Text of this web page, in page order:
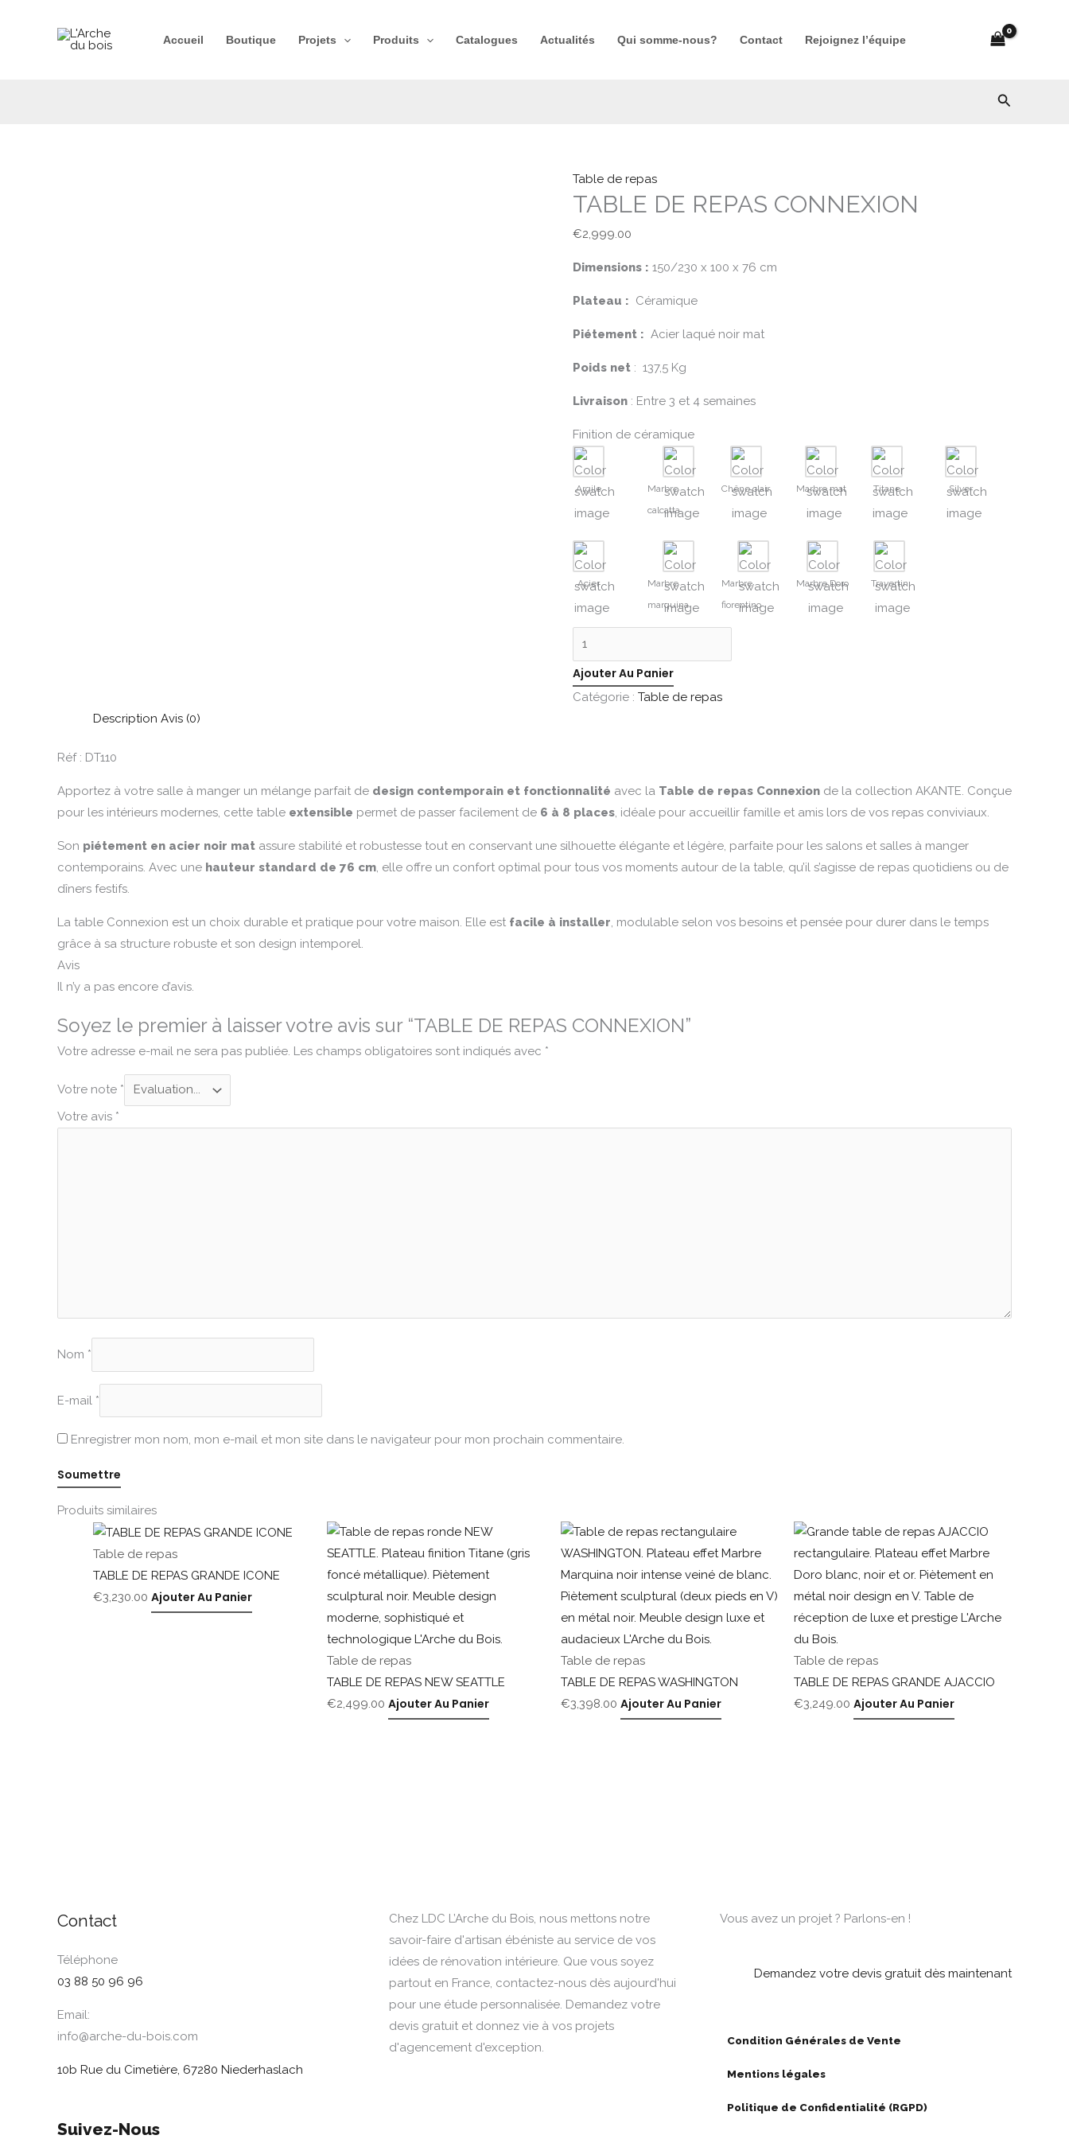
Accueil Boutique Projets Produits​ Catalogues Actualités Qui somme-nous?​ Contact Rejoignez l’équipe
Table de repas
TABLE DE REPAS CONNEXION
€2,999.00
Dimensions : 150/230 x 100 x 76 cm
Plateau : Céramique
Piétement : Acier laqué noir mat
Poids net : 137,5 Kg
Livraison : Entre 3 et 4 semaines
Finition de céramique
Argile
Marbre
calcatta
Chêne clair Marbre mat Titane Silver
Acier
Marbre
marquina
Marbre
fiorentino
Marbre Doro Travertin
Ajouter Au Panier
Catégorie : Table de repas
Description Avis (0)
Réf : DT110
Apportez à votre salle à manger un mélange parfait de design contemporain et fonctionnalité avec la Table de repas Connexion de la collection AKANTE. Conçue
pour les intérieurs modernes, cette table extensible permet de passer facilement de 6 à 8 places, idéale pour accueillir famille et amis lors de vos repas conviviaux.
Son piétement en acier noir mat assure stabilité et robustesse tout en conservant une silhouette élégante et légère, parfaite pour les salons et salles à manger
contemporains. Avec une hauteur standard de 76 cm, elle offre un confort optimal pour tous vos moments autour de la table, qu’il s’agisse de repas quotidiens ou de
dîners festifs.
La table Connexion est un choix durable et pratique pour votre maison. Elle est facile à installer, modulable selon vos besoins et pensée pour durer dans le temps
grâce à sa structure robuste et son design intemporel.
Avis
Il n’y a pas encore d’avis.
Soyez le premier à laisser votre avis sur “TABLE DE REPAS CONNEXION”
Votre adresse e-mail ne sera pas publiée. Les champs obligatoires sont indiqués avec *
Votre note *
Votre avis *
Nom *
E-mail *
Enregistrer mon nom, mon e-mail et mon site dans le navigateur pour mon prochain commentaire.
Produits similaires
Table de repas
TABLE DE REPAS GRANDE ICONE
€3,230.00 Ajouter Au Panier
Table de repas
TABLE DE REPAS NEW SEATTLE
€2,499.00 Ajouter Au Panier
Table de repas
TABLE DE REPAS WASHINGTON
€3,398.00 Ajouter Au Panier
Table de repas
TABLE DE REPAS GRANDE AJACCIO
€3,249.00 Ajouter Au Panier
Contact
Téléphone
03 88 50 96 96
Email:
info@arche-du-bois.com
10b Rue du Cimetière, 67280 Niederhaslach
Suivez-Nous
Chez LDC L’Arche du Bois, nous mettons notre
savoir-faire d'artisan ébéniste au service de vos
idées de rénovation intérieure. Que vous soyez
partout en France, contactez-nous dès aujourd'hui
pour une étude personnalisée. Demandez votre
devis gratuit et donnez vie à vos projets
d'agencement d'exception.
Vous avez un projet ? Parlons-en !
Demandez votre devis gratuit dès maintenant
Condition Générales de Vente
Mentions légales
Politique de Confidentialité (RGPD)